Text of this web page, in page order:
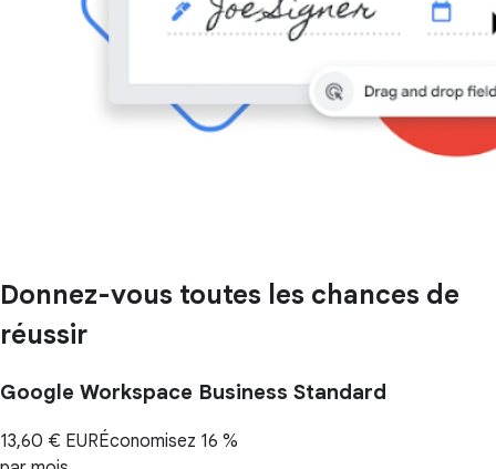
Donnez-vous toutes les chances de
réussir
Google Workspace Business Standard
13,60 € EURÉconomisez 16 %